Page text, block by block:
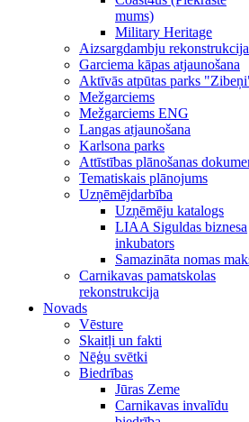
mums)
Military Heritage
Aizsargdambju rekonstrukcija
Garciema kāpas atjaunošana
Aktīvās atpūtas parks
Mežgarciems
Mežgarciems ENG
Langas atjaunošana
Karlsona parks
Attīstības plānošanas
Tematiskais plānojums
Uzņēmējdarbība
Uzņēmēju katalogs
LIAA Siguldas biznesa
inkubators
Samazināta nomas
Carnikavas pamatskolas
rekonstrukcija
Novads
Vēsture
Skaitļi un fakti
Nēģu svētki
Biedrības
Jūras Zeme
Carnikavas invalīdu